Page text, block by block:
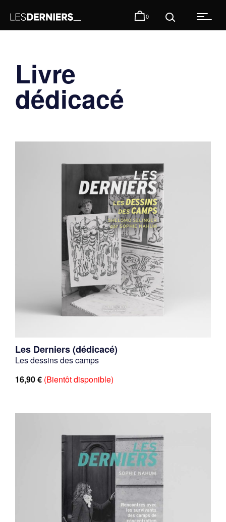
0
Livre
dédicacé
Les Derniers (dédicacé)
Les dessins des camps
16,90€ (Bientôt disponible)